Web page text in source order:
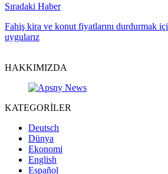
Sıradaki Haber
Fahiş kira ve konut fiyatlarını durdurmak
uygularız
HAKKIMIZDA
KATEGORİLER
Deutsch
Dünya
Ekonomi
English
Español